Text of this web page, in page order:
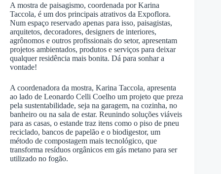
A mostra de paisagismo, coordenada por Karina
Taccola, é um dos principais atrativos da Expoflora.
Num espaço reservado apenas para isso, paisagistas,
arquitetos, decoradores, designers de interiores,
agrônomos e outros profissionais do setor, apresentam
projetos ambientados, produtos e serviços para deixar
qualquer residência mais bonita. Dá para sonhar a
vontade!
A coordenadora da mostra, Karina Taccola, apresenta
ao lado de Leonardo Celli Coelho um projeto que preza
pela sustentabilidade, seja na garagem, na cozinha, no
banheiro ou na sala de estar. Reunindo soluções viáveis
para as casas, o estande traz itens como o piso de pneu
reciclado, bancos de papelão e o biodigestor, um
método de compostagem mais tecnológico, que
transforma resíduos orgânicos em gás metano para ser
utilizado no fogão.